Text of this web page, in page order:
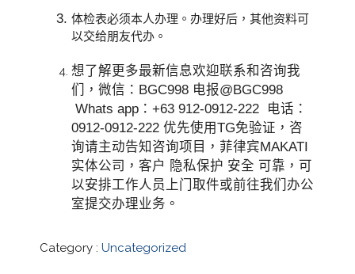
体检表必须本人办理。办理好后，其他资料可
以交给朋友代办。
想了解更多最新信息欢迎联系和咨询我
们，微信：BGC998 电报@BGC998
Whats app：+63 912-0912-222 电话：
0912-0912-222 优先使用TG免验证，咨
询请主动告知咨询项目，菲律宾MAKATI
实体公司，客户 隐私保护 安全 可靠，可
以安排工作人员上门取件或前往我们办公
室提交办理业务。
Category : Uncategorized